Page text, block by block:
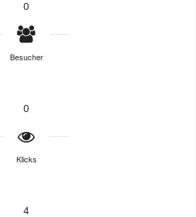
0
Besucher
0
Klicks
4